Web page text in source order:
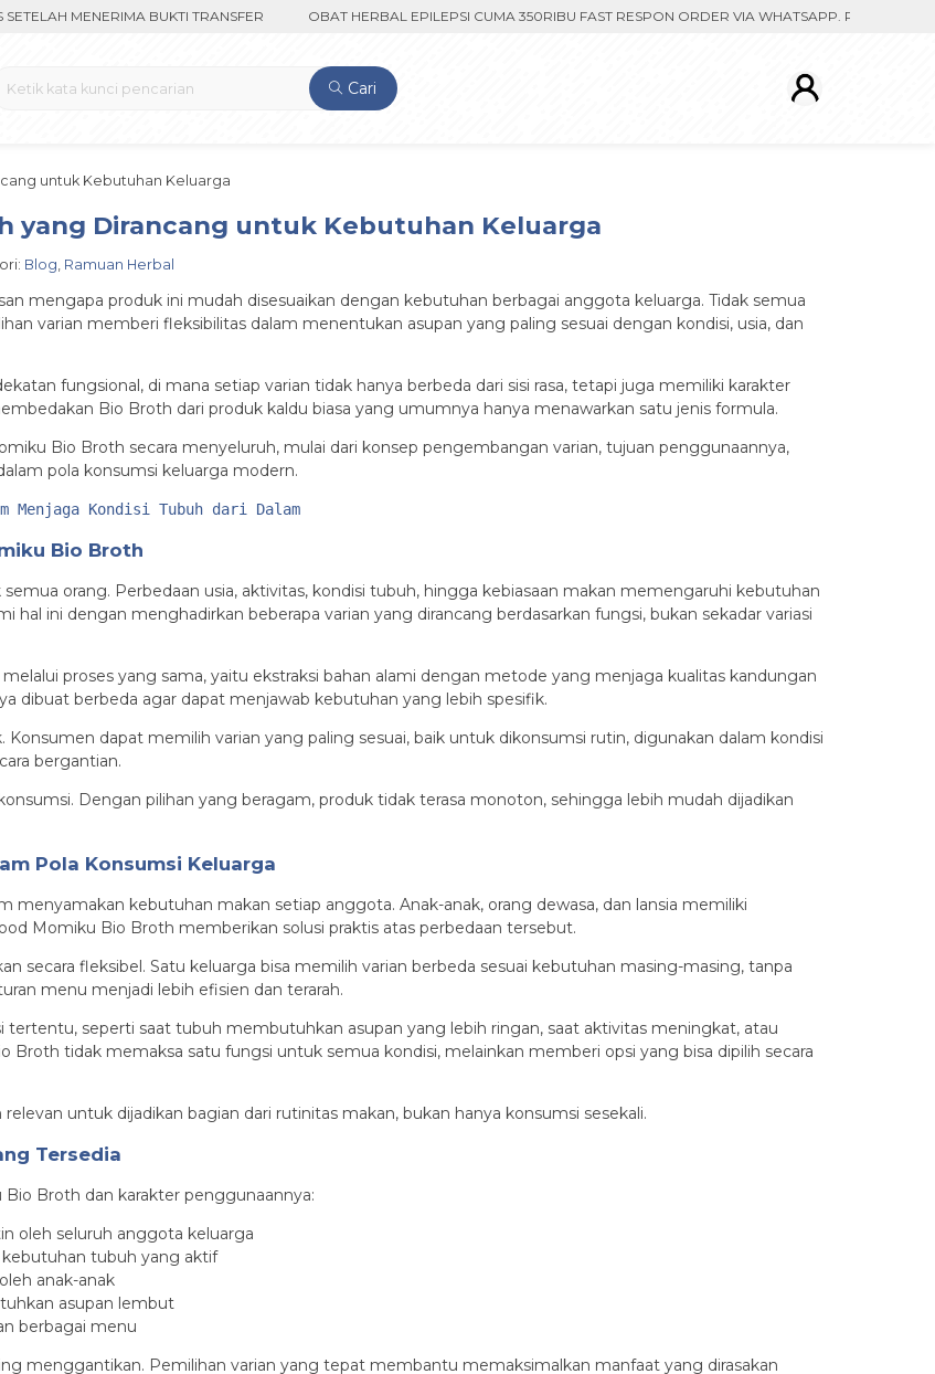
MENERIMA BUKTI TRANSFER OBAT HERBAL EPILEPSI CUMA 350RIBU FAST RESPON ORDER VIA WHATSAPP. PENGIRIMAN
Cari
untuk Kebutuhan Keluarga
yang Dirancang untuk Kebutuhan Keluarga
Blog, Ramuan Herbal
mengapa produk ini mudah disesuaikan dengan kebutuhan berbagai anggota keluarga. Tidak semua
varian memberi fleksibilitas dalam menentukan asupan yang paling sesuai dengan kondisi, usia, dan
fungsional, di mana setiap varian tidak hanya berbeda dari sisi rasa, tetapi juga memiliki karakter
Bio Broth dari produk kaldu biasa yang umumnya hanya menawarkan satu jenis formula.
Bio Broth secara menyeluruh, mulai dari konsep pengembangan varian, tujuan penggunaannya,
pola konsumsi keluarga modern.
Menjaga Kondisi Tubuh dari Dalam
Bio Broth
orang. Perbedaan usia, aktivitas, kondisi tubuh, hingga kebiasaan makan memengaruhi kebutuhan
ini dengan menghadirkan beberapa varian yang dirancang berdasarkan fungsi, bukan sekadar variasi
proses yang sama, yaitu ekstraksi bahan alami dengan metode yang menjaga kualitas kandungan
dibuat berbeda agar dapat menjawab kebutuhan yang lebih spesifik.
dapat memilih varian yang paling sesuai, baik untuk dikonsumsi rutin, digunakan dalam kondisi
bergantian.
Dengan pilihan yang beragam, produk tidak terasa monoton, sehingga lebih mudah dijadikan
Pola Konsumsi Keluarga
menyamakan kebutuhan makan setiap anggota. Anak-anak, orang dewasa, dan lansia memiliki
Momiku Bio Broth memberikan solusi praktis atas perbedaan tersebut.
secara fleksibel. Satu keluarga bisa memilih varian berbeda sesuai kebutuhan masing-masing, tanpa
menu menjadi lebih efisien dan terarah.
tertentu, seperti saat tubuh membutuhkan asupan yang lebih ringan, saat aktivitas meningkat, atau
tidak memaksa satu fungsi untuk semua kondisi, melainkan memberi opsi yang bisa dipilih secara
untuk dijadikan bagian dari rutinitas makan, bukan hanya konsumsi sesekali.
Tersedia
Broth dan karakter penggunaannya:
oleh seluruh anggota keluarga
tubuh yang aktif
anak-anak
asupan lembut
berbagai menu
menggantikan. Pemilihan varian yang tepat membantu memaksimalkan manfaat yang dirasakan